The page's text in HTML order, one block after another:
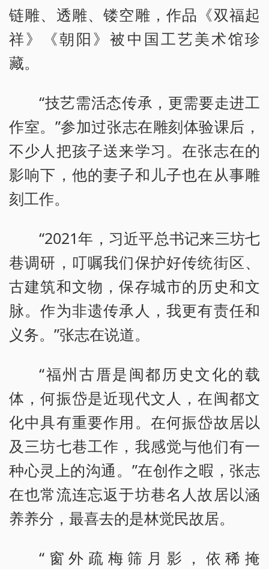
链雕、透雕、镂空雕，作品《双福起
祥》《朝阳》被中国工艺美术馆珍
藏。
“技艺需活态传承，更需要走进工
作室。”参加过张志在雕刻体验课后，
不少人把孩子送来学习。在张志在的
影响下，他的妻子和儿子也在从事雕
刻工作。
“2021年，习近平总书记来三坊七
巷调研，叮嘱我们保护好传统街区、
古建筑和文物，保存城市的历史和文
脉。作为非遗传承人，我更有责任和
义务。”张志在说道。
“福州古厝是闽都历史文化的载
体，何振岱是近现代文人，在闽都文
化中具有重要作用。在何振岱故居以
及三坊七巷工作，我感觉与他们有一
种心灵上的沟通。”在创作之暇，张志
在也常流连忘返于坊巷名人故居以涵
养养分，最喜去的是林觉民故居。
“窗外疏梅筛月影，依稀掩